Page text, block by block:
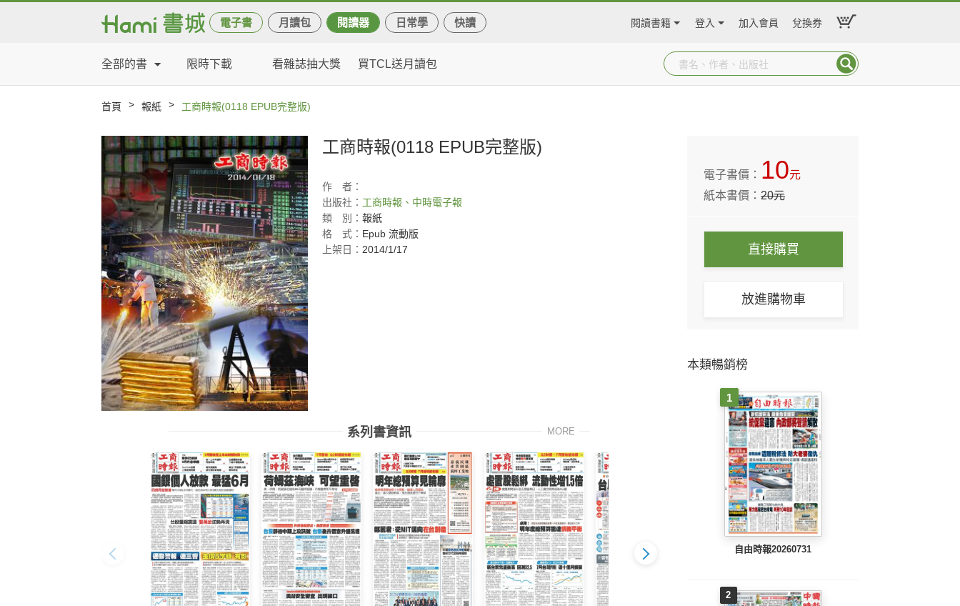
電子書 月讀包 閱讀器 日常學 快讀 閱讀書籍 登入 加入會員 兌換券
全部的書 限時下載 看雜誌抽大獎 買TCL送月讀包
首頁 > 報紙 > 工商時報(0118 EPUB完整版)
工商時報(0118 EPUB完整版)
作
者：
出版社： 工商時報、中時電子報
類
別： 報紙
格
式： Epub 流動版
上架日： 2014/1/17
系列書資訊 MORE
電子書價： 10元
紙本書價：20元
直接購買
放進購物車
本類暢銷榜
1
自由時報20260731
2